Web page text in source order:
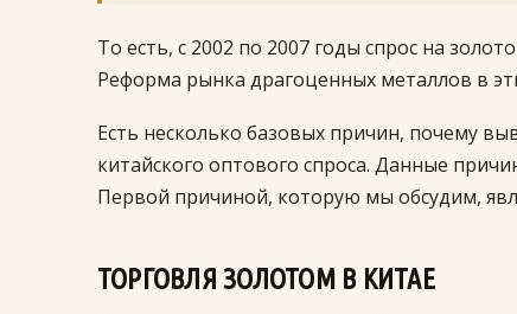
То есть, с 2002 по 2007 годы спрос на
Реформа рынка драгоценных металлов в
Есть несколько базовых причин, почему
китайского оптового спроса. Данные
Первой причиной, которую мы обсудим,
ТОРГОВЛЯ ЗОЛОТОМ В КИТАЕ